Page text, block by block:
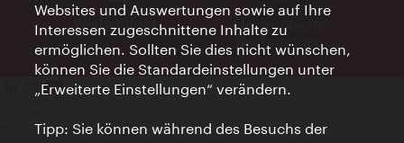
Werbemittel
Elektronische
Rechnungen
Datenschutzerklärung
Websites und Auswertungen sowie auf Ihre
Interessen zugeschnittene Inhalte zu
ermöglichen. Sollten Sie dies nicht wünschen,
können Sie die Standardeinstellungen unter
„Erweiterte Einstellungen“ verändern.
Tipp: Sie können während des Besuchs der